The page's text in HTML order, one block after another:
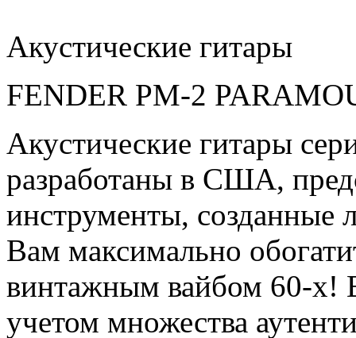
Акустические гитары
FENDER PM-2
Акустические гитары
разработаны в США,
инструменты, созданные
Вам максимально
винтажным вайбом 60-х!
учетом множества